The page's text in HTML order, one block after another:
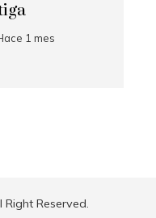
1 mes
Reserved.